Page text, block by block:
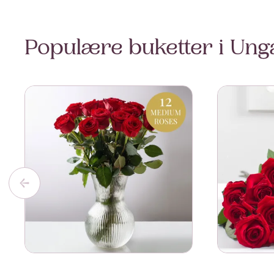
Populære buketter i
Se mer om 12 roses Se mer om